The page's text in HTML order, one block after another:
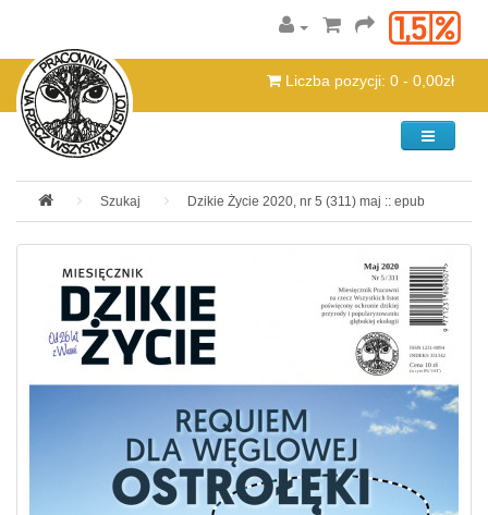
Liczba pozycji: 0 - 0,00zł
Kategorie
Szukaj Dzikie Życie 2020, nr 5 (311) maj :: epub